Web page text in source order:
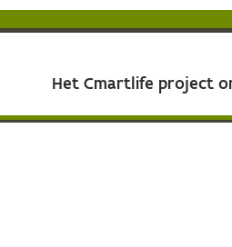
Het Cmartlife project